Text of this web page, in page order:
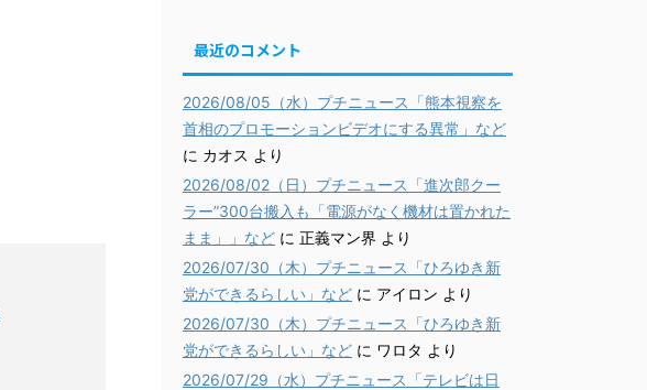
最近のコメント
2026/08/05（水）プチニュース「熊本視察を
首相のプロモーションビデオにする異常」など
に カオス より
2026/08/02（日）プチニュース「進次郎クー
ラー”300台搬入も「電源がなく機材は置かれた
まま」」など に 正義マン界 より
2026/07/30（木）プチニュース「ひろゆき新
党ができるらしい」など に アイロン より
2026/07/30（木）プチニュース「ひろゆき新
党ができるらしい」など に ワロタ より
2026/07/29（水）プチニュース「テレビは日